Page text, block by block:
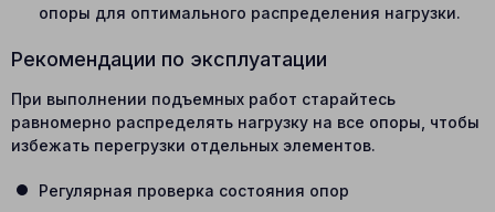
опоры для оптимального распределения нагрузки.
Рекомендации по эксплуатации
При выполнении подъемных работ старайтесь
равномерно распределять нагрузку на все опоры, чтобы
избежать перегрузки отдельных элементов.
Регулярная проверка состояния опор